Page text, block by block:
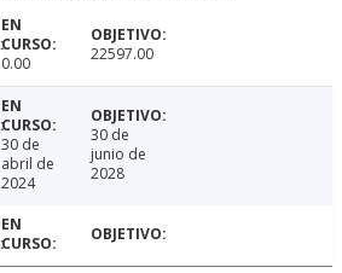
0.00 22597.00
30 de
abril de
2024
30 de
junio de
2028